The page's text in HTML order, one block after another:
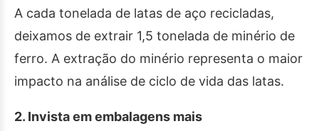
A cada tonelada de latas de aço recicladas,
deixamos de extrair 1,5 tonelada de minério de
ferro. A extração do minério representa o maior
impacto na análise de ciclo de vida das latas.
2. Invista em embalagens mais